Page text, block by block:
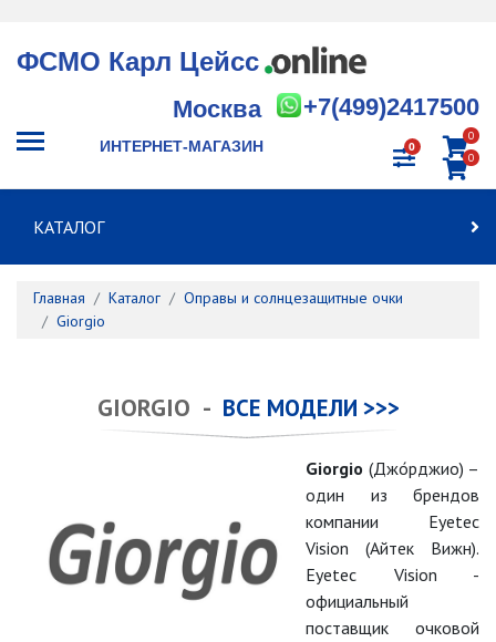
ФСМО Карл Цейсс
+7(499)2417500
Москва
ИНТЕРНЕТ-МАГАЗИН 0
0
0
КАТАЛОГ
Главная Каталог
Оправы и солнцезащитные очки
Giorgio
GIORGIO - ВСЕ МОДЕЛИ >>>
Giorgio (Джо́рджио) –
один из брендов
компании Eyetec
Vision (Айтек Вижн).
Eyetec Vision -
официальный
поставщик очковой